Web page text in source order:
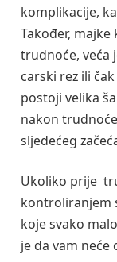
komplikacije,
Također,
trudnoće, veća
carski rez ili
postoji velika
nakon
sljedećeg
Ukoliko prije
kontroliranjem
koje svako
je da vam